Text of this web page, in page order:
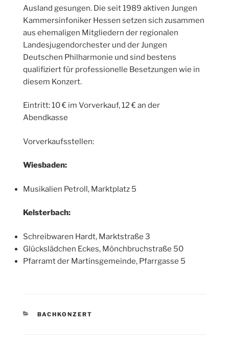
Ausland gesungen. Die seit 1989 aktiven Jungen
Kammersinfoniker Hessen setzen sich zusammen
aus ehemaligen Mitgliedern der regionalen
Landesjugendorchester und der Jungen
Deutschen Philharmonie und sind bestens
qualifiziert für professionelle Besetzungen wie in
diesem Konzert.
Eintritt: 10 € im Vorverkauf, 12 € an der
Abendkasse
Vorverkaufsstellen:
Wiesbaden:
Musikalien Petroll, Marktplatz 5
Kelsterbach:
Schreibwaren Hardt, Marktstraße 3
Glückslädchen Eckes, Mönchbruchstraße 50
Pfarramt der Martinsgemeinde, Pfarrgasse 5
KATEGORIEN
BACHKONZERT